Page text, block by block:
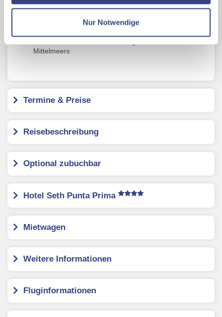
Datenschutzseite
Mit Klick auf "Alles erlauben" stimmen Sie der
Verwendung der Cookies & Plugins auf unseren
Nur Notwendige
Baden Sie in den türkisfarbenen Buchten Cala
Mittelmeers
Termine & Preise
Reisebeschreibung
Optional zubuchbar
Hotel Seth Punta Prima
Mietwagen
Weitere Informationen
Fluginformationen